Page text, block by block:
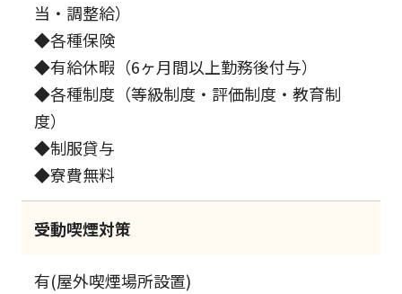
当・調整給）
◆各種保険
◆有給休暇（6ヶ月間以上勤務後付与）
◆各種制度（等級制度・評価制度・教育制
度）
◆制服貸与
◆寮費無料
受動喫煙対策
有(屋外喫煙場所設置)